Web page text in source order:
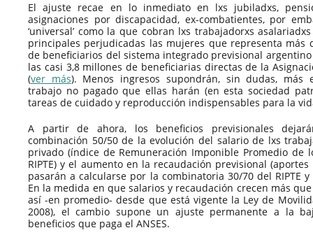
El ajuste recae en lo inmediato en lxs jubiladxs,
asignaciones por discapacidad, ex-combatientes, por
‘universal’ como la que cobran lxs trabajadorxs
principales perjudicadas las mujeres que representa más
de beneficiarios del sistema integrado previsional argentino
las casi 3,8 millones de beneficiarias directas de la
(ver más). Menos ingresos supondrán, sin dudas, más
trabajo no pagado que ellas harán (en esta sociedad
tareas de cuidado y reproducción indispensables para la
A partir de ahora, los beneficios previsionales
combinación 50/50 de la evolución del salario de lxs
privado (índice de Remuneración Imponible Promedio de
RIPTE) y el aumento en la recaudación previsional
pasarán a calcularse por la combinatoria 30/70 del RIPTE
En la medida en que salarios y recaudación crecen más
así -en promedio- desde que está vigente la Ley de
2008), el cambio supone un ajuste permanente a la
beneficios que paga el ANSES.